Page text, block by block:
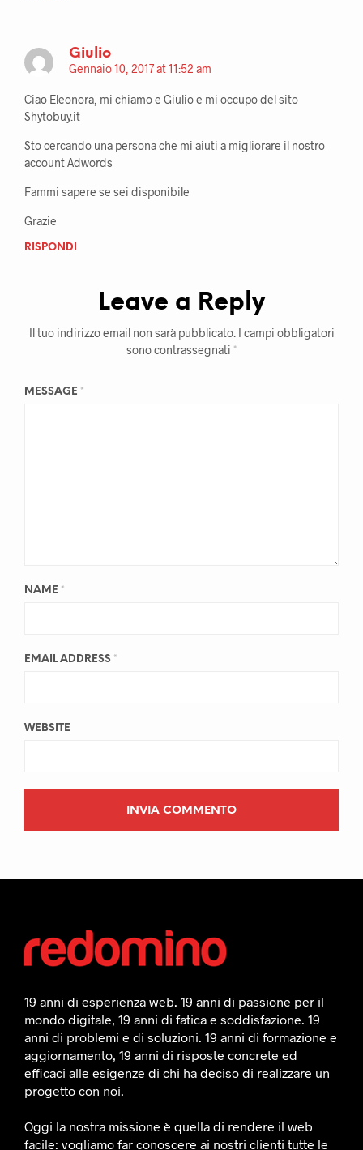
Giulio
Gennaio 10, 2017 at 11:52 am
Ciao Eleonora, mi chiamo e Giulio e mi occupo del sito
Shytobuy.it
Sto cercando una persona che mi aiuti a migliorare il nostro
account Adwords
Fammi sapere se sei disponibile
Grazie
RISPONDI
Leave a Reply
Il tuo indirizzo email non sarà pubblicato. I campi obbligatori
sono contrassegnati *
MESSAGE *
NAME *
EMAIL ADDRESS *
WEBSITE
19 anni di esperienza web. 19 anni di passione per il
mondo digitale, 19 anni di fatica e soddisfazione. 19
anni di problemi e di soluzioni. 19 anni di formazione e
aggiornamento, 19 anni di risposte concrete ed
efficaci alle esigenze di chi ha deciso di realizzare un
progetto con noi.
Oggi la nostra missione è quella di rendere il web
facile: vogliamo far conoscere ai nostri clienti tutte le